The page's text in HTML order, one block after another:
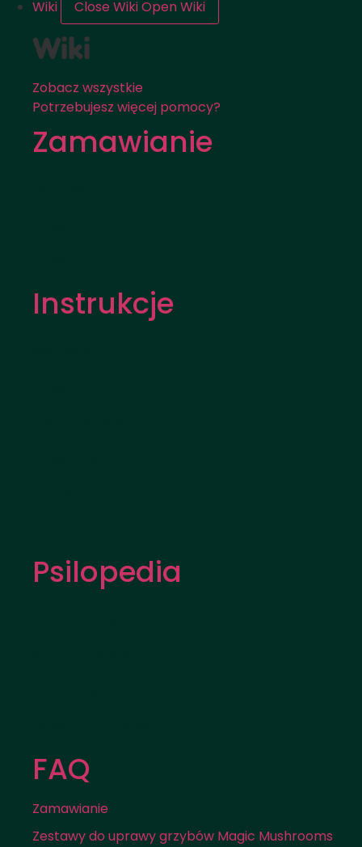
Wiki
Close WikiOpen Wiki
Wiki
Zobacz wszystkie
Potrzebujesz więcej pomocy?
Zamawianie
Instrukcje
Psilopedia
FAQ
Zamawianie
Zestawy do uprawy grzybów Magic Mushrooms